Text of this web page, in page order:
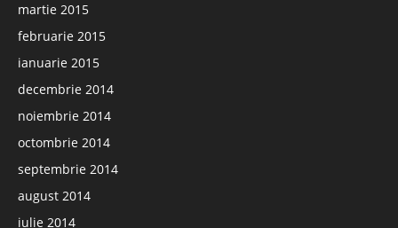
martie 2015
februarie 2015
ianuarie 2015
decembrie 2014
noiembrie 2014
octombrie 2014
septembrie 2014
august 2014
iulie 2014